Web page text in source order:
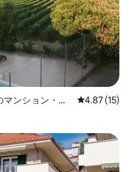
ンション・ア
レビュー15
4.87 (15)